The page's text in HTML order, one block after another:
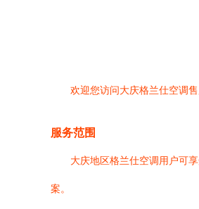
欢迎您访问大庆格兰仕空调
服务范围
大庆地区格兰仕空调用户可
案。